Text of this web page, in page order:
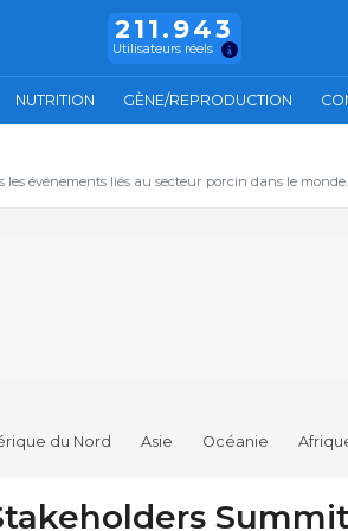
211.943
Utilisateurs réels
NUTRITION GÈNE/REPRODUCTION
événements liés au secteur porcin dans le monde.
du Nord Asie Océanie